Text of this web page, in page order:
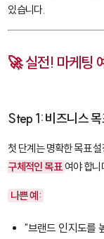
있습니다.
🚀 실전! 마케팅
Step 1: 비즈니스
첫 단계는 명확한 목표
구체적인 목표 여야 합니
나쁜 예:
"브랜드 인지도를